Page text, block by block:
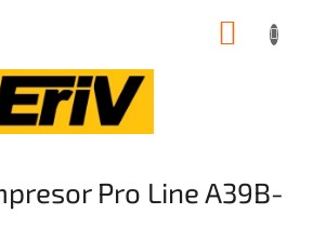
Pro Line A39B-